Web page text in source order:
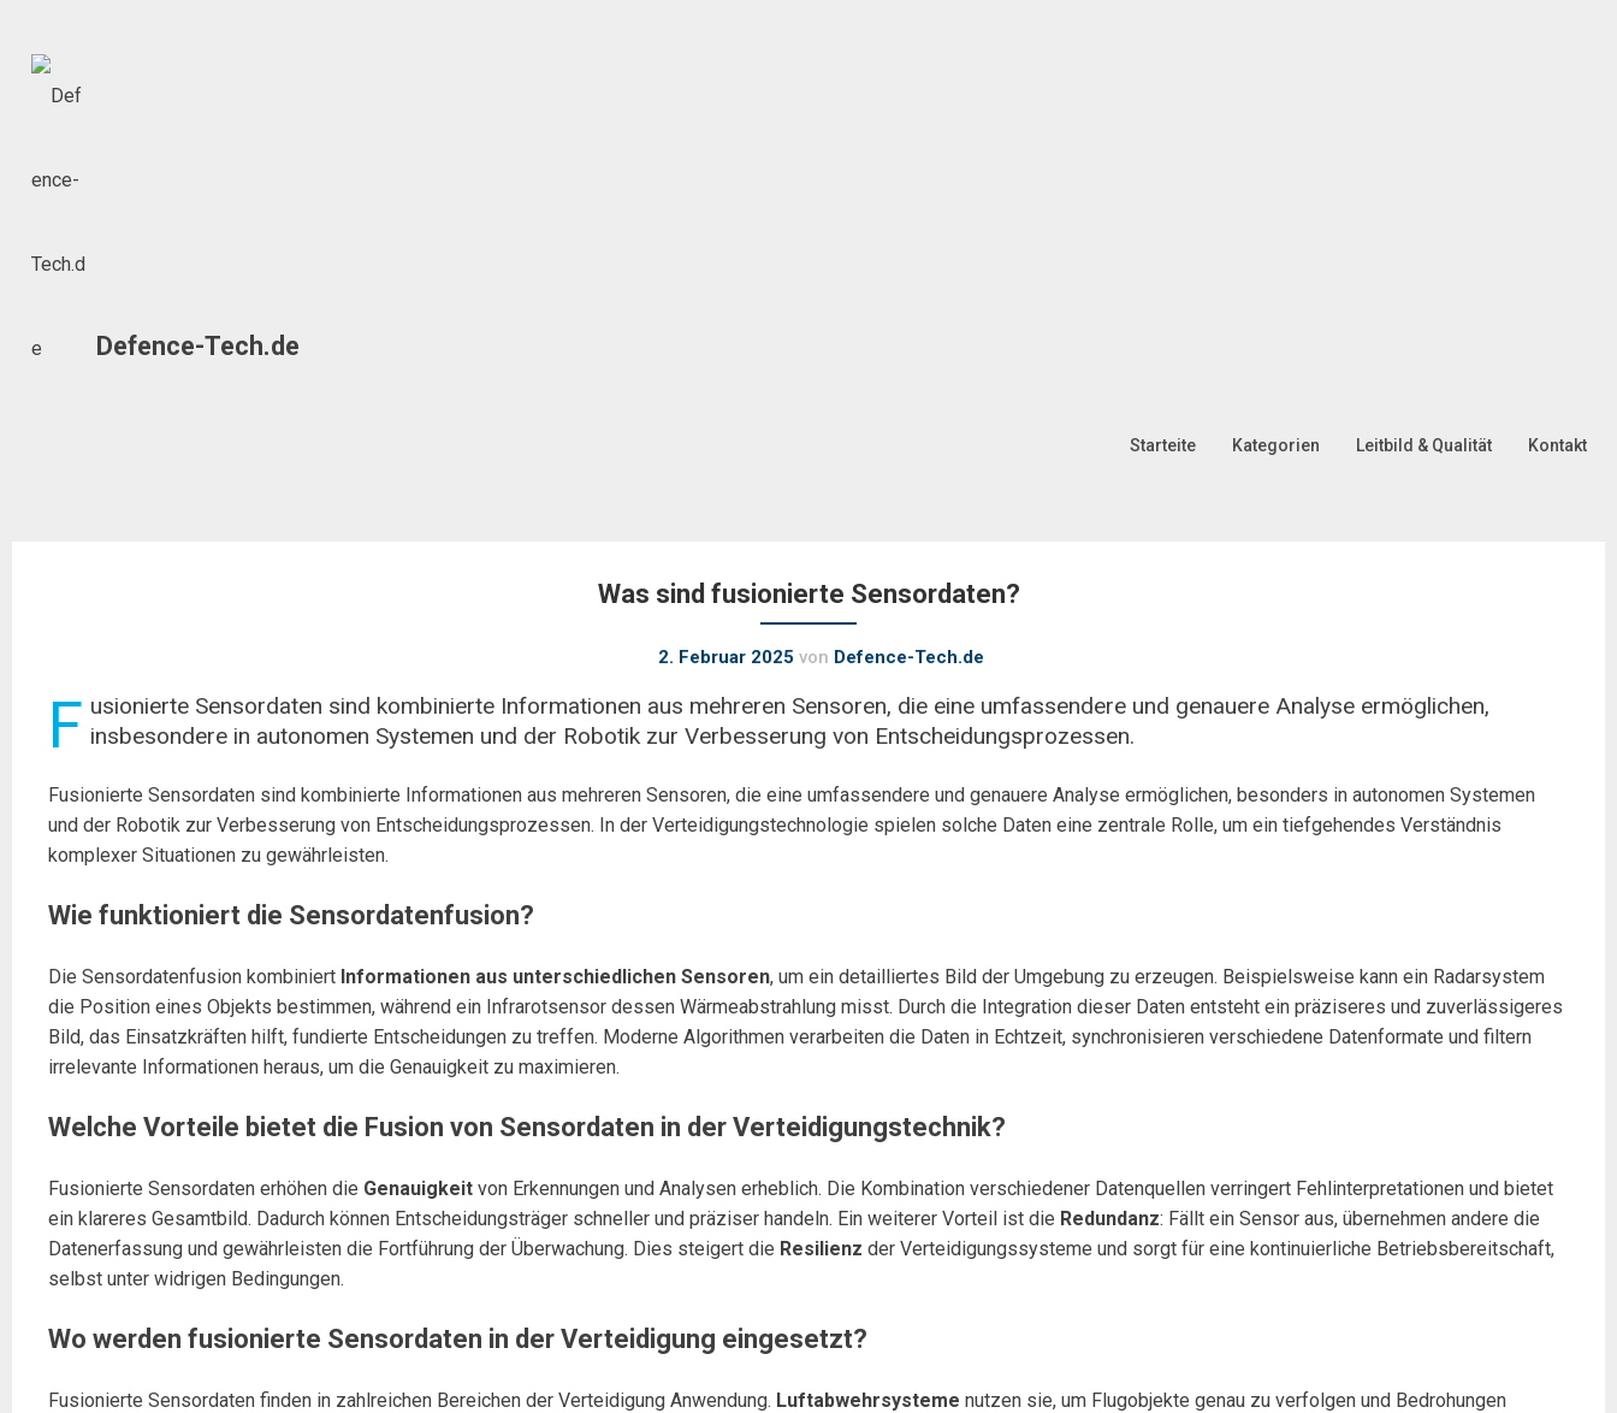
Skip
Defence-Tech.de
Starteite Kategorien Leitbild & Qualität Kontakt
Was sind fusionierte Sensordaten?
2. Februar 2025 von Defence-Tech.de
F usionierte Sensordaten sind kombinierte Informationen aus mehreren Sensoren, die eine umfassendere und genauere Analyse ermöglichen,
insbesondere in autonomen Systemen und der Robotik zur Verbesserung von Entscheidungsprozessen.
Fusionierte Sensordaten sind kombinierte Informationen aus mehreren Sensoren, die eine umfassendere und genauere Analyse ermöglichen, besonders in autonomen Systemen
und der Robotik zur Verbesserung von Entscheidungsprozessen. In der Verteidigungstechnologie spielen solche Daten eine zentrale Rolle, um ein tiefgehendes Verständnis
komplexer Situationen zu gewährleisten.
Wie funktioniert die Sensordatenfusion?
Die Sensordatenfusion kombiniert Informationen aus unterschiedlichen Sensoren, um ein detailliertes Bild der Umgebung zu erzeugen. Beispielsweise kann ein Radarsystem
die Position eines Objekts bestimmen, während ein Infrarotsensor dessen Wärmeabstrahlung misst. Durch die Integration dieser Daten entsteht ein präziseres und zuverlässigeres
Bild, das Einsatzkräften hilft, fundierte Entscheidungen zu treffen. Moderne Algorithmen verarbeiten die Daten in Echtzeit, synchronisieren verschiedene Datenformate und filtern
irrelevante Informationen heraus, um die Genauigkeit zu maximieren.
Welche Vorteile bietet die Fusion von Sensordaten in der Verteidigungstechnik?
Fusionierte Sensordaten erhöhen die Genauigkeit von Erkennungen und Analysen erheblich. Die Kombination verschiedener Datenquellen verringert Fehlinterpretationen und bietet
ein klareres Gesamtbild. Dadurch können Entscheidungsträger schneller und präziser handeln. Ein weiterer Vorteil ist die Redundanz: Fällt ein Sensor aus, übernehmen andere die
Datenerfassung und gewährleisten die Fortführung der Überwachung. Dies steigert die Resilienz der Verteidigungssysteme und sorgt für eine kontinuierliche Betriebsbereitschaft,
selbst unter widrigen Bedingungen.
Wo werden fusionierte Sensordaten in der Verteidigung eingesetzt?
Fusionierte Sensordaten finden in zahlreichen Bereichen der Verteidigung Anwendung. Luftabwehrsysteme nutzen sie, um Flugobjekte genau zu verfolgen und Bedrohungen